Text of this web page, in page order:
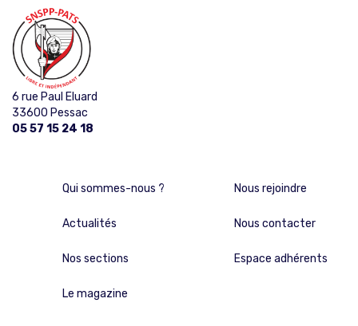
6 rue Paul Eluard
33600 Pessac
05 57 15 24 18
Qui sommes-nous ?
Actualités
Nos sections
Le magazine
Nous rejoindre
Nous contacter
Espace adhérents